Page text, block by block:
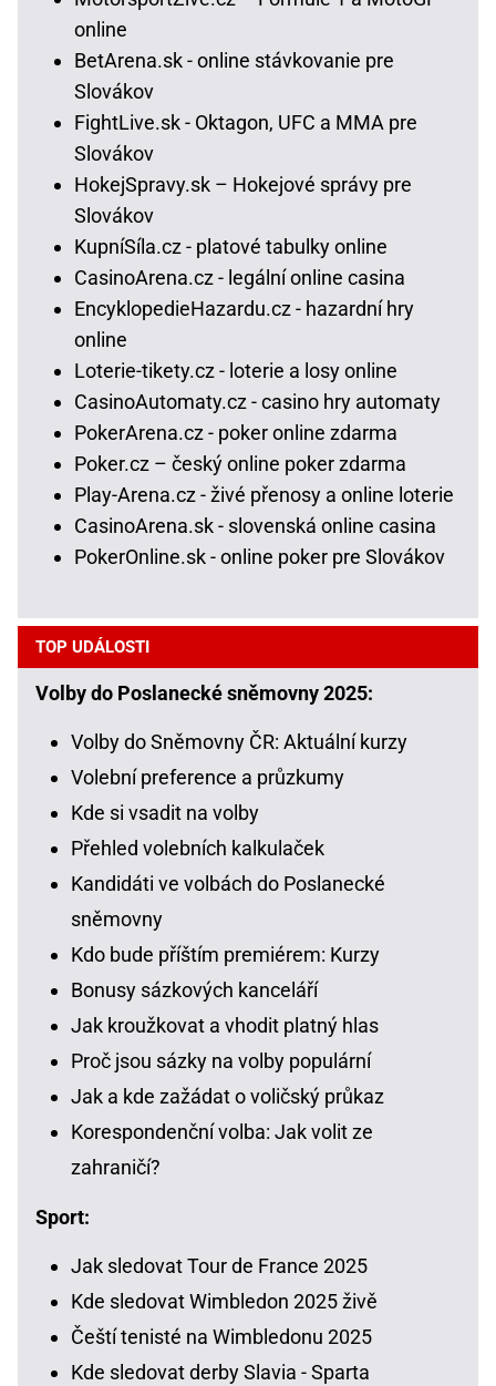
online
BetArena.sk - online stávkovanie pre
Slovákov
FightLive.sk - Oktagon, UFC a MMA pre
Slovákov
HokejSpravy.sk – Hokejové správy pre
Slovákov
KupníSíla.cz - platové tabulky online
CasinoArena.cz - legální online casina
EncyklopedieHazardu.cz - hazardní hry
online
Loterie-tikety.cz - loterie a losy online
CasinoAutomaty.cz - casino hry automaty
PokerArena.cz - poker online zdarma
Poker.cz – český online poker zdarma
Play-Arena.cz - živé přenosy a online loterie
CasinoArena.sk - slovenská online casina
PokerOnline.sk - online poker pre Slovákov
TOP UDÁLOSTI
Volby do Poslanecké sněmovny 2025:
Volby do Sněmovny ČR: Aktuální kurzy
Volební preference a průzkumy
Kde si vsadit na volby
Přehled volebních kalkulaček
Kandidáti ve volbách do Poslanecké
sněmovny
Kdo bude příštím premiérem: Kurzy
Bonusy sázkových kanceláří
Jak kroužkovat a vhodit platný hlas
Proč jsou sázky na volby populární
Jak a kde zažádat o voličský průkaz
Korespondenční volba: Jak volit ze
zahraničí?
Sport:
Jak sledovat Tour de France 2025
Kde sledovat Wimbledon 2025 živě
Čeští tenisté na Wimbledonu 2025
Kde sledovat derby Slavia - Sparta